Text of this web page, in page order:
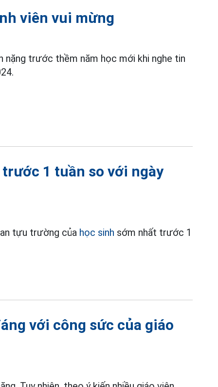
viên vui mừng
nặng trước thềm năm học mới khi nghe tin
1 tuần so với ngày
tựu trường của học sinh sớm nhất trước 1
với công sức của giáo